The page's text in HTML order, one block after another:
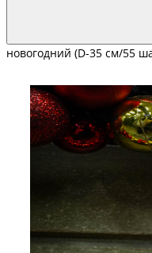
новогодний (D-35 см/55